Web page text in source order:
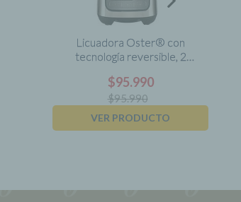
Licuadora Oster® con
tecnología reversible, 2
velocidades más pulso
$95.990
$95.990
VER PRODUCTO